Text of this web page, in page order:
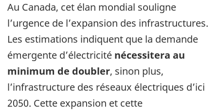
Au Canada, cet élan mondial souligne
l’urgence de l’expansion des infrastructures.
Les estimations indiquent que la demande
émergente d’électricité nécessitera au
minimum de doubler, sinon plus,
l’infrastructure des réseaux électriques d’ici
2050. Cette expansion et cette